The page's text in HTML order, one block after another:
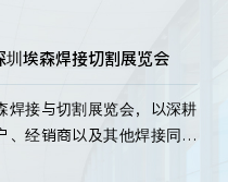
。新老客户、行业伙伴、
… 埃森焊接切割展览会
焊接与切割展览会，以深耕
、经销商以及其他焊接同仁